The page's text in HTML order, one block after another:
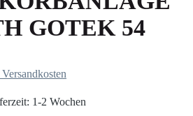
GOTEK 54
1-2 Wochen